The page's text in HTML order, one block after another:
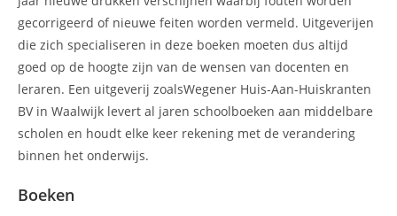
gecorrigeerd of nieuwe feiten worden vermeld. Uitgeverijen
die zich specialiseren in deze boeken moeten dus altijd
goed op de hoogte zijn van de wensen van docenten en
leraren. Een uitgeverij zoalsWegener Huis-Aan-Huiskranten
BV in Waalwijk levert al jaren schoolboeken aan middelbare
scholen en houdt elke keer rekening met de verandering
binnen het onderwijs.
Boeken